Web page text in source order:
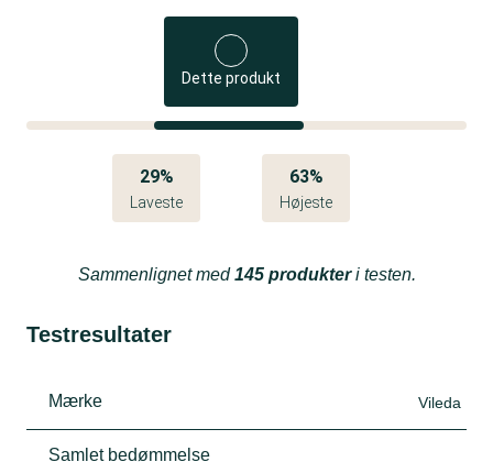
Dette produkt
29%
Laveste
63%
Højeste
Sammenlignet med145 produkteri testen.
Testresultater
Mærke Vileda
Samlet bedømmelse